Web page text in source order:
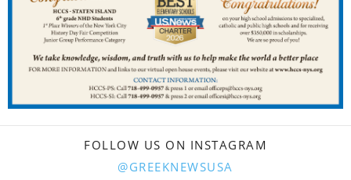
FOLLOW US ON INSTAGRAM
@GREEKNEWSUSA